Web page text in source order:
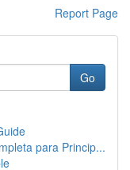
Report Page
Go
para Princip...